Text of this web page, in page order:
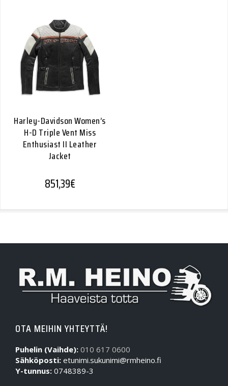
Harley-Davidson Women’s
H-D Triple Vent Miss
Enthusiast II Leather
Jacket
851,39€
OTA MEIHIN YHTEYTTÄ!
Puhelin (Vaihde): 010 617 0600
Sähköposti: etunimi.sukunimi@rmheino.fi
Y-tunnus: 0748389-3